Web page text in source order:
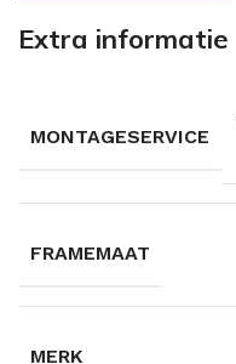
Extra informatie
MONTAGESERVICE
FRAMEMAAT
MERK